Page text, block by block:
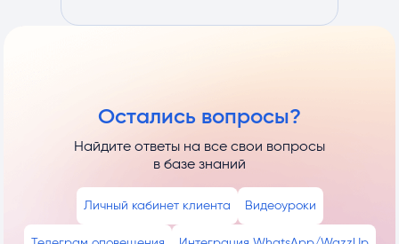
Остались вопросы?
Найдите ответы на все свои вопросы
в базе знаний
Личный кабинет клиента Видеоуроки